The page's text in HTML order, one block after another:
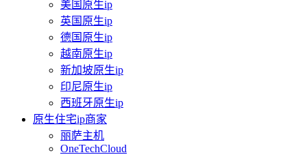
美国原生ip
英国原生ip
德国原生ip
越南原生ip
新加坡原生ip
印尼原生ip
西班牙原生ip
原生住宅ip商家
丽萨主机
OneTechCloud